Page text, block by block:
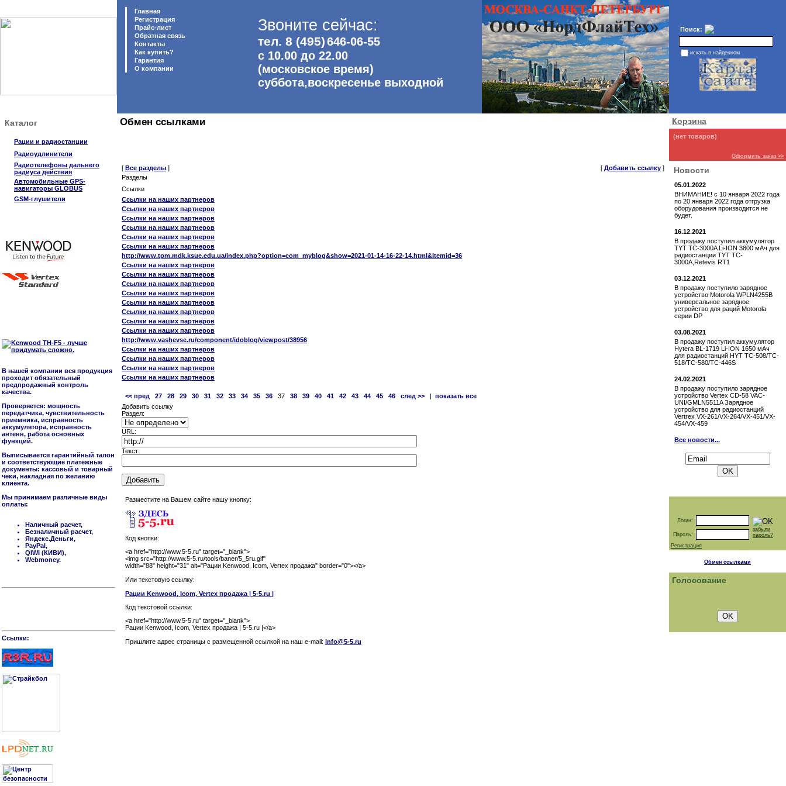
Главная
Регистрация
Прайс-лист
Обратная связь
Контакты
Как купить?
Гарантия
O компании
Звоните сейчас:
тел. 8 (495)646-06-55
с 10.00 до 22.00
(московское время)
суббота,воскресенье выходной
Поиск:
искать в найденном
Каталог
Рации и радиостанции
Радиоудлинители
Радиотелефоны дальнего
радиуса действия
Автомобильные GPS-
навигаторы GLOBUS
GSM-глушители
В нашей компании вся продукция
проходит обязательный
предпродажный контроль
качества.
Проверяется: мощность
передатчика, чувствительность
приемника, исправность
аккумулятора, исправность
антенн, работа основных
функций.
Выписывается гарантийный талон
и соответствующие платежные
документы: кассовый и товарный
чеки, накладная по желанию
клиента.
Мы принимаем различные виды
оплаты:
Наличный расчет,
Безналичный расчет,
Яндекс.Деньги,
PayPal,
QIWI (КИВИ),
Webmoney.
Cсылки:
Обмен ссылками
[ Все разделы ] [ Добавить ссылку ]
Разделы
Ссылки
Ссылки на наших партнеров
Ссылки на наших партнеров
Ссылки на наших партнеров
Ссылки на наших партнеров
Ссылки на наших партнеров
Ссылки на наших партнеров
http://www.tpm.mdk.ksue.edu.ua/index.php?option=com_myblog&show=2021-01-14-16-22-14.html&Itemid=36
Ссылки на наших партнеров
Ссылки на наших партнеров
Ссылки на наших партнеров
Ссылки на наших партнеров
Ссылки на наших партнеров
Ссылки на наших партнеров
Ссылки на наших партнеров
Ссылки на наших партнеров
http://www.vashevse.ru/component/idoblog/viewpost/38956
Ссылки на наших партнеров
Ссылки на наших партнеров
Ссылки на наших партнеров
Ссылки на наших партнеров
<< пред 27 28 29 30 31 32 33 34 35 36 37 38 39 40 41 42 43 44 45 46 след >>
показать все
Добавить ссылку
Раздел:
URL:
Текст:
Разместите на Вашем сайте нашу кнопку:
Код кнопки:
<a href="http://www.5-5.ru" target="_blank">
<img src="http://www.5-5.ru/tools/baner/5_5ru.gif"
width="88" height="31" alt="Рации Kenwood, Icom, Vertex продажа" border="0"></a>
Или текстовую ссылку:
Рации Kenwood, Icom, Vertex продажа | 5-5.ru |
Код текстовой ссылки:
<a href="http://www.5-5.ru" target="_blank">
Рации Kenwood, Icom, Vertex продажа | 5-5.ru |</a>
Пришлите адрес страницы c размещенной ссылкой на наш e-mail: info@5-5.ru
Корзина
(нет товаров)
Оформить заказ >>
Новости
05.01.2022
ВНИМАНИЕ! с 10 января 2022 года
по 20 января 2022 года отгрузка
оборудования производится не
будет.
16.12.2021
В продажу поступил аккумулятор
TYT TC-3000A Li-ION 3800 мАч для
радиостанции TYT TC-
3000A,Retevis RT1
03.12.2021
В продажу поступило зарядное
устройство Motorola WPLN4255B
универсальное зарядное
устройство для раций Motorola
серии DP
03.08.2021
В продажу поступил аккумулятор
Hytera BL-1719 Li-ION 1650 мАч
для радиостанций HYT TC-508/TC-
518/TC-580/TC-446S
24.02.2021
В продажу поступило зарядное
устройство Vertex СD-58 VAC-
UNI/GMLN5511A Зарядное
устройство для радиостанций
Vertrex VX-261/VX-264/VX-451/VX-
454/VX-459
Все новости...
Логин:
Пароль:
забыли
пароль?
Регистрация
Обмен ссылками
Голосование